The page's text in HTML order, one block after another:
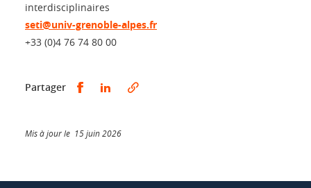
interdisciplinaires
seti@univ-grenoble-alpes.fr
+33 (0)4 76 74 80 00
Partager Partager sur Facebook
Partager sur LinkedIn
Mis à jour le 15 juin 2026